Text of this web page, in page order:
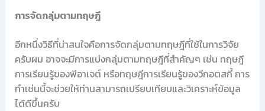
การจัดกลุ่มตามทฤษฎี
อีกหนึ่งวิธีที่น่าสนใจคือการจัดกลุ่มตามทฤษฎีที่ใช้ในการวิจัย
ครับผม อาจจะมีการแบ่งกลุ่มตามทฤษฎีที่สำคัญๆ เช่น ทฤษฎี
การเรียนรู้ของพีอาเจต์ หรือทฤษฎีการเรียนรู้ของวีกอตสกี้ การ
ทำเช่นนี้จะช่วยให้ท่านสามารถเปรียบเทียบและวิเคราะห์ข้อมูล
ได้ดีขึ้นครับ